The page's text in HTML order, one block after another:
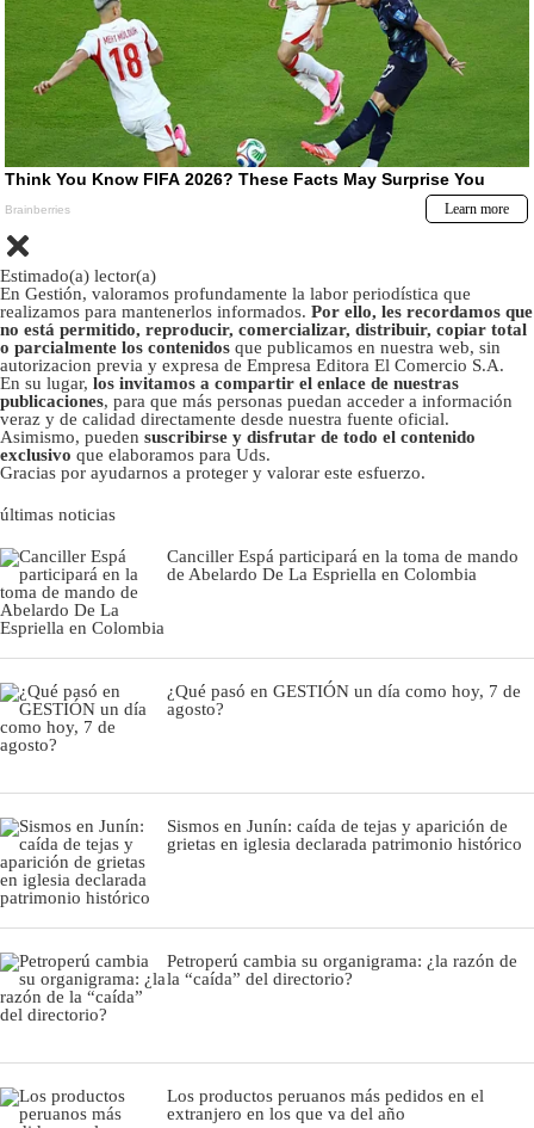
Estimado(a) lector(a)
En Gestión, valoramos profundamente la labor periodística que
realizamos para mantenerlos informados. Por ello, les recordamos que
no está permitido, reproducir, comercializar, distribuir, copiar total
o parcialmente los contenidos que publicamos en nuestra web, sin
autorizacion previa y expresa de Empresa Editora El Comercio S.A.
En su lugar, los invitamos a compartir el enlace de nuestras
publicaciones, para que más personas puedan acceder a información
veraz y de calidad directamente desde nuestra fuente oficial.
Asimismo, pueden suscribirse y disfrutar de todo el contenido
exclusivo que elaboramos para Uds.
Gracias por ayudarnos a proteger y valorar este esfuerzo.
últimas noticias
Canciller Espá participará en la toma de mando
de Abelardo De La Espriella en Colombia
¿Qué pasó en GESTIÓN un día como hoy, 7 de
agosto?
Sismos en Junín: caída de tejas y aparición de
grietas en iglesia declarada patrimonio histórico
Petroperú cambia su organigrama: ¿la razón de
la “caída” del directorio?
Los productos peruanos más pedidos en el
extranjero en los que va del año